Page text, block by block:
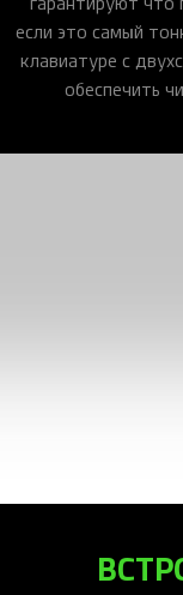
если это самый
клавиатуре с
обеспечить